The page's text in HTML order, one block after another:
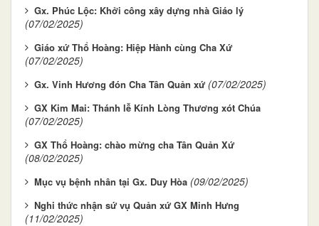
Gx. Phúc Lộc: Khởi công xây dựng nhà Giáo lý
(07/02/2025)
Giáo xứ Thổ Hoàng: Hiệp Hành cùng Cha Xứ
(07/02/2025)
Gx. Vinh Hương đón Cha Tân Quản xứ (07/02/2025)
GX Kim Mai: Thánh lễ Kính Lòng Thương xót Chúa
(07/02/2025)
GX Thổ Hoàng: chào mừng cha Tân Quản Xứ
(08/02/2025)
Mục vụ bệnh nhân tại Gx. Duy Hòa (09/02/2025)
Nghi thức nhận sứ vụ Quản xứ GX Minh Hưng
(11/02/2025)